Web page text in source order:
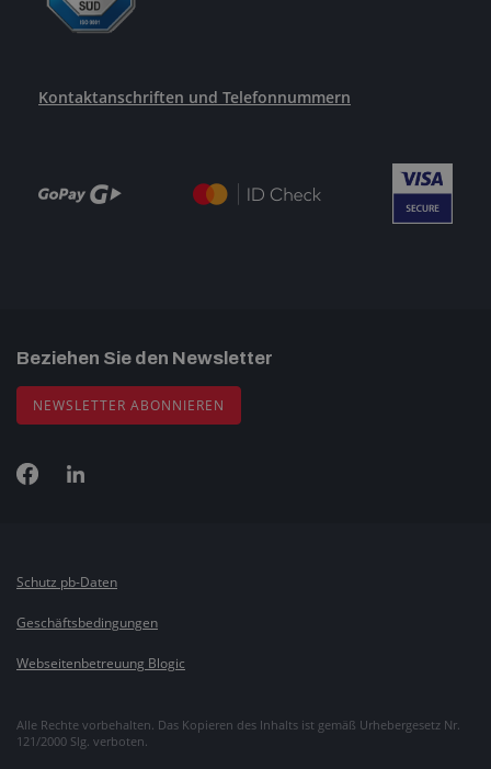
Kontaktanschriften und Telefonnummern
Beziehen Sie den Newsletter
NEWSLETTER ABONNIEREN
Alle Rechte vorbehalten. Das Kopieren des Inhalts ist gemäß Urhebergesetz Nr.
121/2000 Slg. verboten.
Schutz pb-Daten
Geschäftsbedingungen
Webseitenbetreuung Blogic